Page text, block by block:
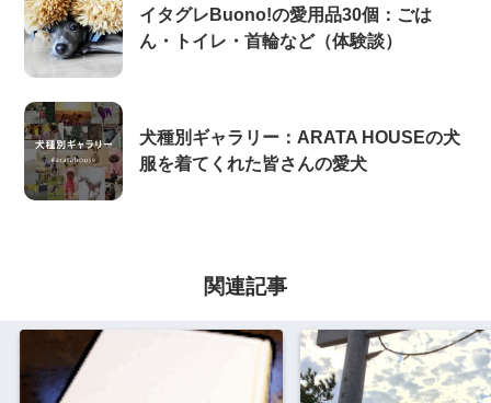
イタグレBuono!の愛用品30個：ごは
ん・トイレ・首輪など（体験談）
犬種別ギャラリー：ARATA HOUSEの犬
服を着てくれた皆さんの愛犬
関連記事